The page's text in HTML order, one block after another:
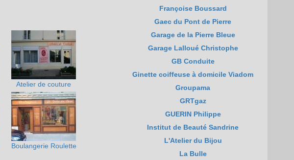
Atelier de couture
Boulangerie Roulette
Françoise Boussard
Gaec du Pont de Pierre
Garage de la Pierre Bleue
Garage Lalloué Christophe
GB Conduite
Ginette coiffeuse à domicile Viadom
Groupama
GRTgaz
GUERIN Philippe
Institut de Beauté Sandrine
L'Atelier du Bijou
La Bulle